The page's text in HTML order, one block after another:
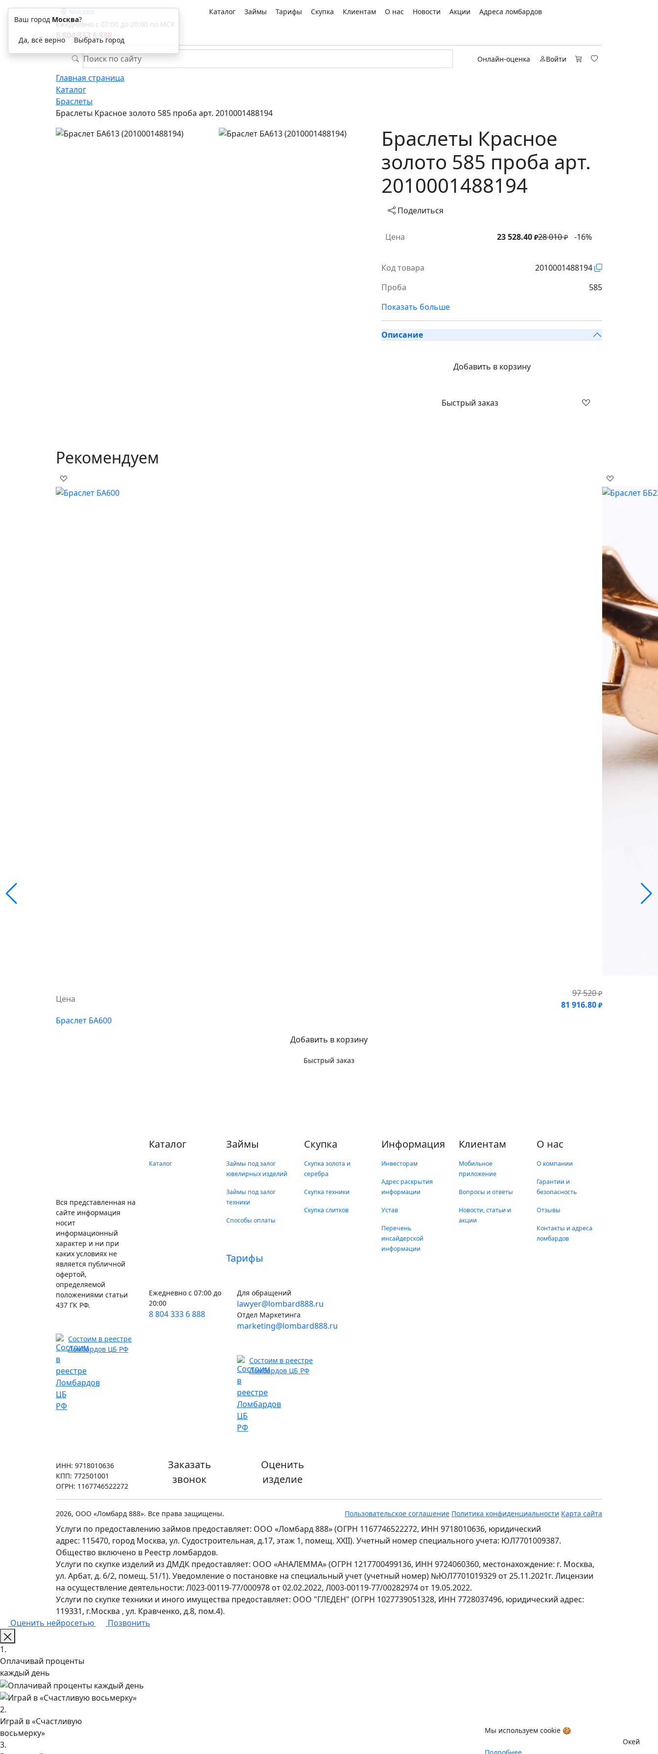
Москва Каталог Займы Тарифы Скупка Клиентам О нас Новости Акции
Адреса ломбардов
Ежедневно с 07:00 до 20:00 по МСК
8 804 333 6 888
Онлайн-оценка Войти
Главная страница
Каталог
Браслеты
Браслеты Красное золото 585 проба арт. 2010001488194
Браслеты Красное
золото 585 проба арт.
2010001488194
Поделиться
Цена 23 528.40 ₽28 010₽ -16%
Код товара
2010001488194
Проба
585
Показать больше
Описание
Добавить в корзину
Быстрый заказ
Рекомендуем
Цена
97 520₽
81 916.80 ₽
Браслет БА600
Добавить в корзину
Быстрый заказ
Браслет
Вся представленная на
сайте информация
носит
информационный
характер и ни при
каких условиях не
является публичной
офертой,
определяемой
положениями статьи
437 ГК РФ.
Состоим в реестре
Ломбардов ЦБ РФ
ИНН: 9718010636
КПП: 772501001
ОГРН: 1167746522272
Каталог
Каталог
Займы
Займы под залог
ювелирных изделий
Займы под залог
техники
Способы оплаты
Тарифы
Скупка
Скупка золота и
серебра
Скупка техники
Скупка слитков
Информация
Инвесторам
Адрес раскрытия
информации
Устав
Перечень
инсайдерской
информации
Клиентам
Мобильное
приложение
Вопросы и ответы
Новости, статьи и
акции
О нас
О компании
Гарантии и
безопасность
Отзывы
Контакты и адреса
ломбардов
Ежедневно с 07:00 до
20:00
8 804 333 6 888
Для обращений
lawyer@lombard888.ru
Отдел Маркетинга
marketing@lombard888.ru
Состоим в реестре
Ломбардов ЦБ РФ
Заказать
звонок
Оценить
изделие
2026, ООО «Ломбард 888». Все права защищены. Пользовательское соглашение Политика конфиденциальности Карта сайта
Услуги по предоставлению займов предоставляет: ООО «Ломбард 888» (ОГРН 1167746522272, ИНН 9718010636, юридический
адрес: 115470, город Москва, ул. Судостроительная, д.17, этаж 1, помещ. XXII). Учетный номер специального учета: ЮЛ7701009387.
Общество включено в Реестр ломбардов.
Услуги по скупке изделий из ДМДК предоставляет: ООО «АНАЛЕММА» (ОГРН 1217700499136, ИНН 9724060360, местонахождение: г. Москва,
ул. Арбат, д. 6/2, помещ. 51/1). Уведомление о постановке на специальный учет (учетный номер) №ЮЛ7701019329 от 25.11.2021г. Лицензии
на осуществление деятельности: Л023-00119-77/000978 от 02.02.2022, Л003-00119-77/00282974 от 19.05.2022.
Услуги по скупке техники и иного имущества предоставляет: ООО "ГЛЕДЕН" (ОГРН 1027739051328, ИНН 7728037496, юридический адрес:
119331, г.Москва , ул. Кравченко, д.8, пом.4).
Оценить нейросетью
Позвонить
Ваш город Москва?
Да, всё верно Выбрать город
Мы используем cookie 🍪
Окей
1.
Оплачивай проценты
каждый день
2.
Играй в «Счастливую
восьмерку»
3.